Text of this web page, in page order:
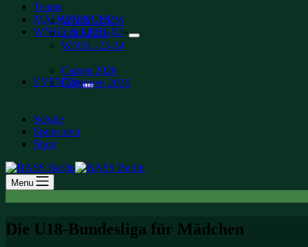
Teams
MÄDCHENCUP
WNBL & 1.REGIO
WNBL-25-26
1. REGIO
WNBL-23-24
EVENTS
Camps 2026
Göttingen 2026
Schule
Sponsoren
Shop
Menu
Die U18-Bundesliga für Mädchen